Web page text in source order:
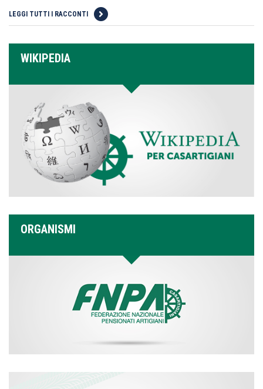
LEGGI TUTTI I RACCONTI
WIKIPEDIA
ORGANISMI